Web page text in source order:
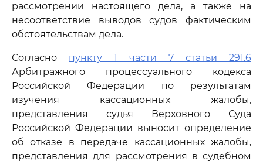
рассмотрении настоящего дела, а также на
несоответствие выводов судов фактическим
обстоятельствам дела.
Согласно пункту 1 части 7 статьи 291.6
Арбитражного процессуального кодекса
Российской Федерации по результатам
изучения кассационных жалобы,
представления судья Верховного Суда
Российской Федерации выносит определение
об отказе в передаче кассационных жалобы,
представления для рассмотрения в судебном